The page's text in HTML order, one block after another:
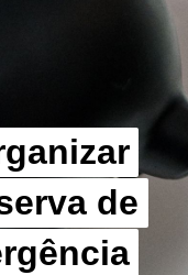
de
de